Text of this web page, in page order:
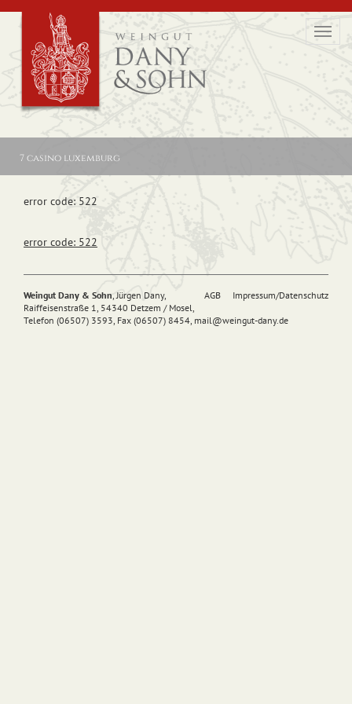
7 casino luxemburg
error code: 522
error code: 522
AGB Impressum/Datenschutz
Weingut Dany & Sohn, Jürgen Dany,
Raiffeisenstraße 1, 54340 Detzem / Mosel,
Telefon (06507) 3593, Fax (06507) 8454, mail@weingut-dany.de